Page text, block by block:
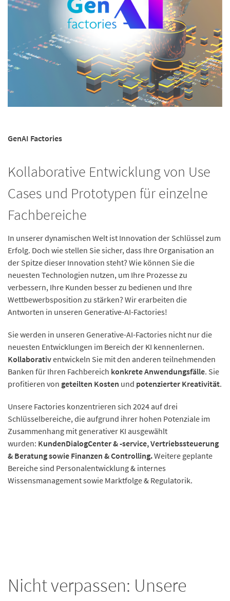
GenAI Factories
Kollaborative Entwicklung von Use
Cases und Prototypen für einzelne
Fachbereiche
In unserer dynamischen Welt ist Innovation der Schlüssel zum
Erfolg. Doch wie stellen Sie sicher, dass Ihre Organisation an
der Spitze dieser Innovation steht? Wie können Sie die
neuesten Technologien nutzen, um Ihre Prozesse zu
verbessern, Ihre Kunden besser zu bedienen und Ihre
Wettbewerbsposition zu stärken? Wir erarbeiten die
Antworten in unseren Generative-AI-Factories!
Sie werden in unseren Generative-AI-Factories nicht nur die
neuesten Entwicklungen im Bereich der KI kennenlernen.
Kollaborativentwickeln Sie mit den anderen teilnehmenden
Banken für Ihren Fachbereich konkrete Anwendungsfälle. Sie
profitieren von geteilten Kosten und potenzierter Kreativität.
Unsere Factories konzentrieren sich 2024 auf drei
Schlüsselbereiche, die aufgrund ihrer hohen Potenziale im
Zusammenhang mit generativer KI ausgewählt
wurden: KundenDialogCenter & -service, Vertriebssteuerung
& Beratung sowie Finanzen & Controlling.Weitere geplante
Bereiche sind Personalentwicklung & internes
Wissensmanagement sowie Marktfolge & Regulatorik.
Nicht verpassen: Unsere